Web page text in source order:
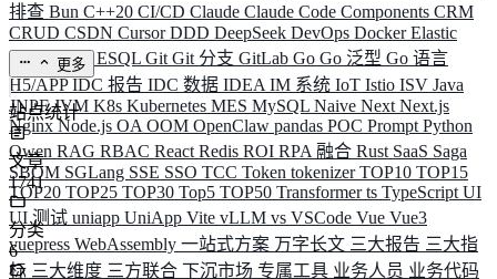
排查 Bun C++20 CI/CD Claude Claude Code Components CRM
CRUD CSDN CursorDDD DeepSeek DevOps DockerElastic
ELK ElysiaESQL Git Git 分支 GitLab Go Go 泛型 Go 语言
H5/APPIDC 报告 IDC 数据 IDEA IM 系统 IoT Istio ISV Java
JNPFJVM K8s Kubernetes MES MySQL Naive Next Next.js
NginxNode.js OA OOM OpenClaw pandas POC Prompt Python
Qwen RAG RBAC React Redis ROI RPA 融合 Rust SaaS Saga
SBOM SGLang SSE SSO TCC Token tokenizerTOP10 TOP15
TOP20 TOP25 TOP30 Top5 TOP50 Transformerts TypeScript UI
UI 测试 uniapp UniApp Vite vLLM vs VSCode Vue Vue3
vuepress WebAssembly 一站式方案 万字长文 三大报告 三大指
标 三大维度 三方联合 下沉市场 专属工具 业务人员 业务代码
更多
站点统计
文章
1741
分类
6